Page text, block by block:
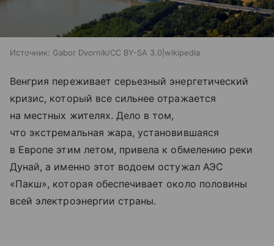
Источник: Gabor Dvornik/CC BY-SA 3.0|wikipedia
Венгрия переживает серьезный энергетический
кризис, который все сильнее отражается
на местных жителях. Дело в том,
что экстремальная жара, установившаяся
в Европе этим летом, привела к обмелению реки
Дунай, а именно этот водоем остужал АЭС
«Пакш», которая обеспечивает около половины
всей электроэнергии страны.